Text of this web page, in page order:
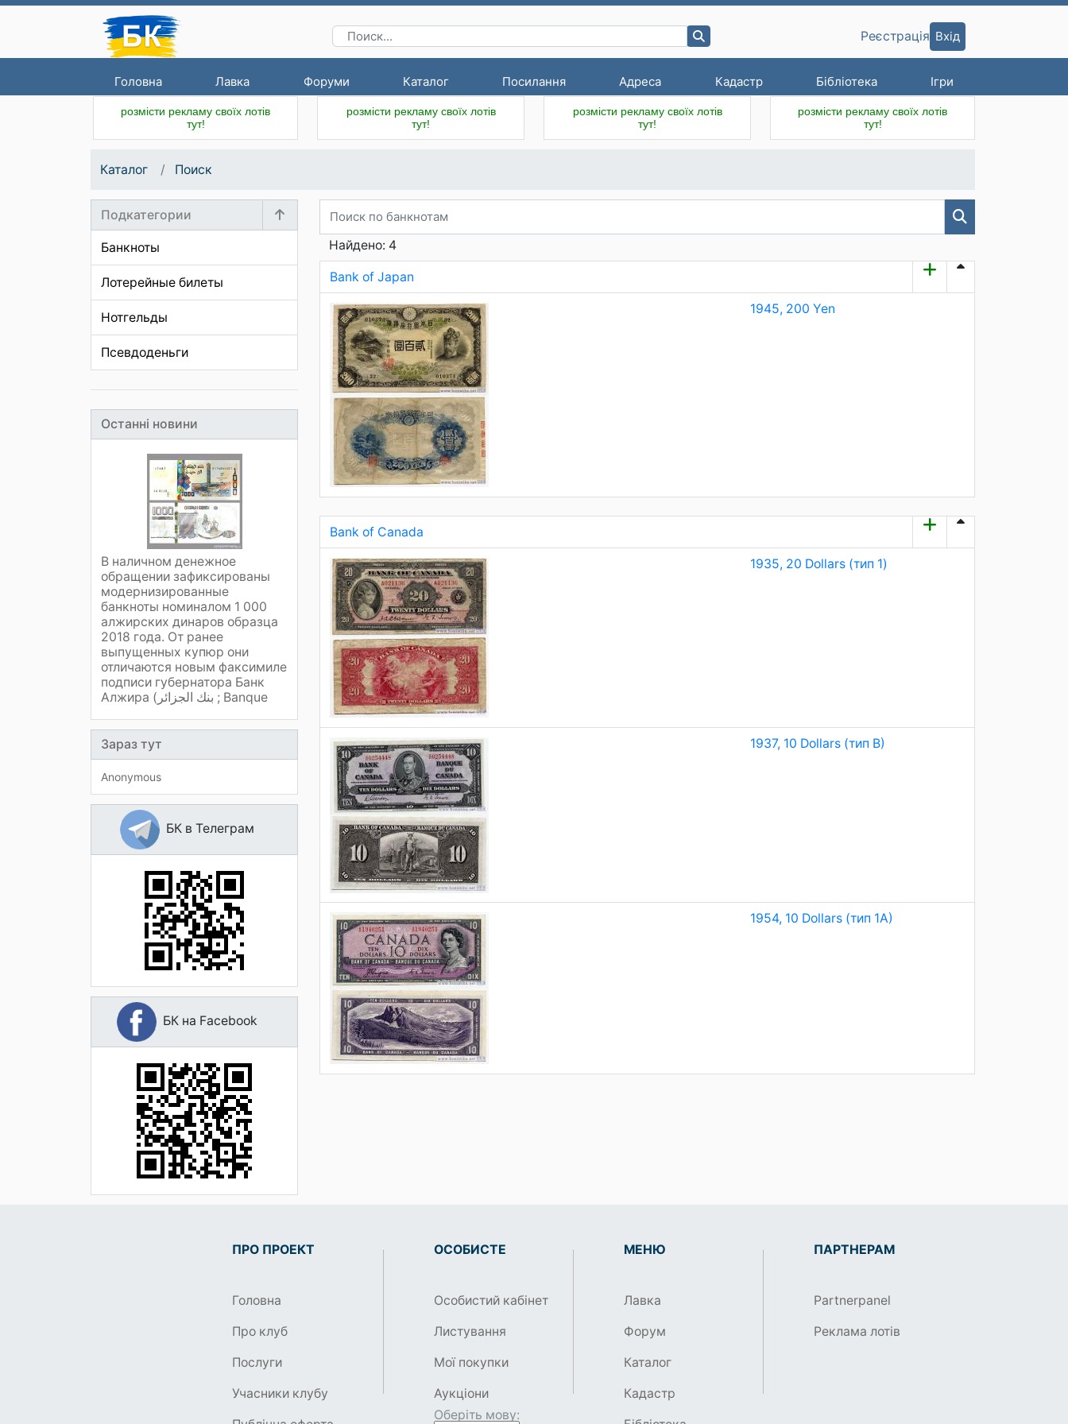
Головна Лавка Форуми Каталог Посилання Адреса Кадастр Бібліотека Ігри
Реєстрація Вхід
розмісти рекламу своїх лотів
тут!
розмісти рекламу своїх лотів
тут!
розмісти рекламу своїх лотів
тут!
розмісти рекламу своїх лотів
тут!
Каталог Поиск
Подкатегории
Банкноты
Лотерейные билеты
Нотгельды
Псевдоденьги
Останні новини
В наличном денежное
обращении зафиксированы
модернизированные
банкноты номиналом 1 000
алжирских динаров образца
2018 года. От ранее
выпущенных купюр они
отличаются новым факсимиле
подписи губернатора Банк
Алжира (بنك الجزائر ; Banque
Зараз тут
Anonymous
БК в Телеграм
БК на Facebook
Найдено: 4
Bank of Japan
1945, 200 Yen
Bank of Canada
1935, 20 Dollars (тип 1)
1937, 10 Dollars (тип B)
1954, 10 Dollars (тип 1A)
ПРО ПРОЕКТ
Головна
Про клуб
Послуги
Учасники клубу
ОСОБИСТЕ
Особистий кабінет
Листування
Мої покупки
Аукціони
Оберіть мову:
МЕНЮ
Лавка
Форум
Каталог
Кадастр
ПАРТНЕРАМ
Partnerpanel
Реклама лотів